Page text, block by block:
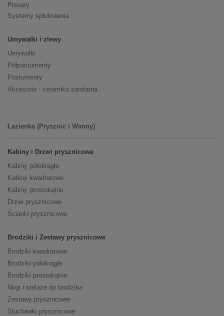
Pisuary
Systemy spłukiwania
Umywalki i zlewy
Umywalki
Półpostumenty
Postumenty
Akcesoria - ceramika sanitarna
Łazienka (Prysznic i Wanny)
Kabiny i Drzwi prysznicowe
Kabiny półokrągłe
Kabiny kwadratowe
Kabiny prostokątne
Drzwi prysznicowe
Ścianki prysznicowe
Brodziki i Zestawy prysznicowe
Brodziki kwadratowe
Brodziki półokrągłe
Brodziki prostokątne
Nogi i stelaże do brodzika
Zestawy prysznicowe
Słuchawki prysznicowe